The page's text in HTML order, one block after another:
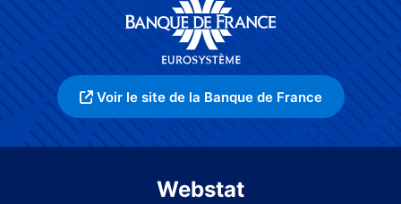
Voir le site de la Banque de France
Webstat